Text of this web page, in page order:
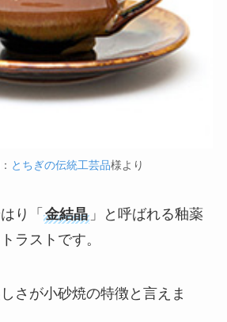
とちぎの伝統工芸品様より
り「 金結晶」と呼ばれる釉薬
ラストです。
さが小砂焼の特徴と言えま